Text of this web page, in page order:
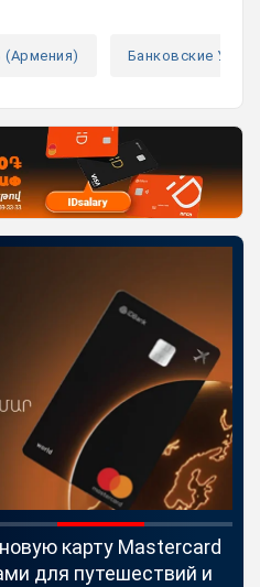
(Армения) Банковские
карту Mastercard
для путешествий и